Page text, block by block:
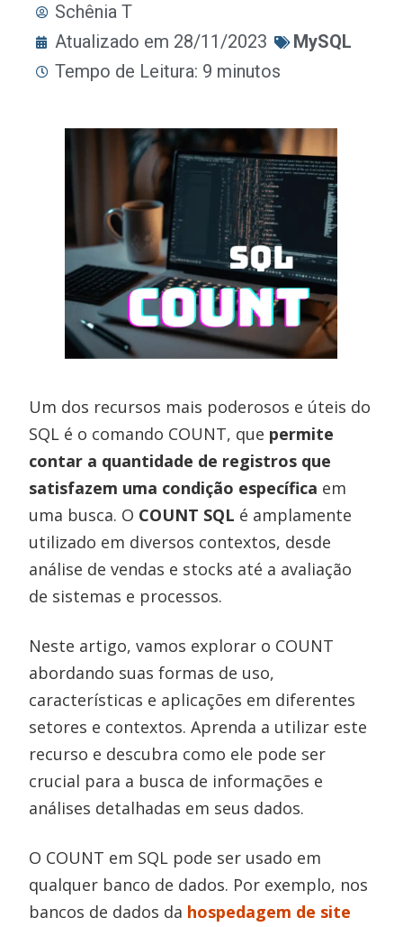
Schênia T
Atualizado em 28/11/2023
MySQL
Tempo de Leitura: 9 minutos
Um dos recursos mais poderosos e úteis do
SQL é o comando COUNT, que permite
contar a quantidade de registros que
satisfazem uma condição específica em
uma busca. O COUNT SQL é amplamente
utilizado em diversos contextos, desde
análise de vendas e stocks até a avaliação
de sistemas e processos.
Neste artigo, vamos explorar o COUNT
abordando suas formas de uso,
características e aplicações em diferentes
setores e contextos. Aprenda a utilizar este
recurso e descubra como ele pode ser
crucial para a busca de informações e
análises detalhadas em seus dados.
O COUNT em SQL pode ser usado em
qualquer banco de dados. Por exemplo, nos
bancos de dados da hospedagem de site